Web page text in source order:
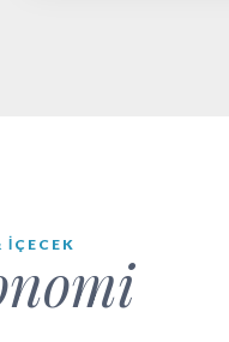
İÇECEK